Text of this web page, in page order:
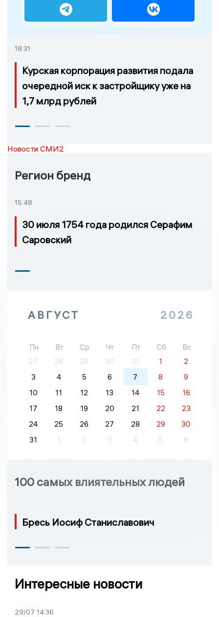
18:31
Курская корпорация развития подала
очередной иск к застройщику уже на
1,7 млрд рублей
Новости СМИ2
Регион бренд
15:48
30 июля 1754 года родился Серафим
Саровский
АВГУСТ 2026
Пн Вт Ср Чт Пт Сб
Вс
27
28 29 30 31 1
2
3
4 5 6 7 8
9
10
11 12 13 14 15
16
17
18 19 20 21 22
23
24
25 26 27 28 29
30
31
1 2 3 4 5 6
100 самых влиятельных людей
Бресь Иосиф Станиславович
Интересные новости
29/07 14:36